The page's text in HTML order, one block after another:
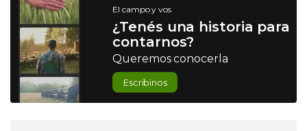
El campo y vos
¿Tenés una historia para
contarnos?
Queremos conocerla
Escribinos